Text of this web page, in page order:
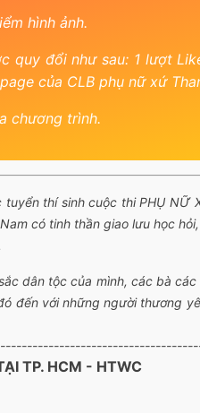
hình ảnh.
quy đổi như sau: 1 lượt
của CLB phụ nữ xứ
chương trình.
thí sinh cuộc thi PHỤ NỮ
có tinh thần giao lưu học
dân tộc của mình, các bà
với những người thương
TP. HCM - HTWC